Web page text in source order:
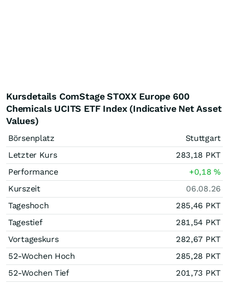
Kursdetails ComStage STOXX Europe 600
Chemicals UCITS ETF Index (Indicative Net Asset
Values)
Börsenplatz
Stuttgart
Letzter Kurs
283,18 PKT
Performance
+0,18%
Kurszeit
06.08.26
Tageshoch
285,46 PKT
Tagestief
281,54 PKT
Vortageskurs
282,67 PKT
52-Wochen Hoch
285,28 PKT
52-Wochen Tief
201,73 PKT